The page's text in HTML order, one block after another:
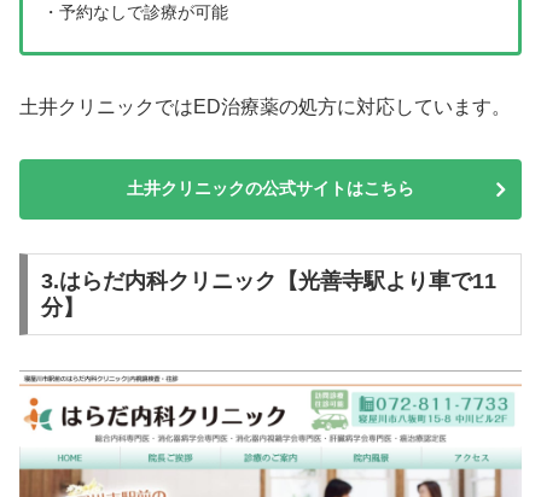
・予約なしで診療が可能
土井クリニックではED治療薬の処方に対応しています。
土井クリニックの公式サイトはこちら
3.はらだ内科クリニック【光善寺駅より車で11
分】